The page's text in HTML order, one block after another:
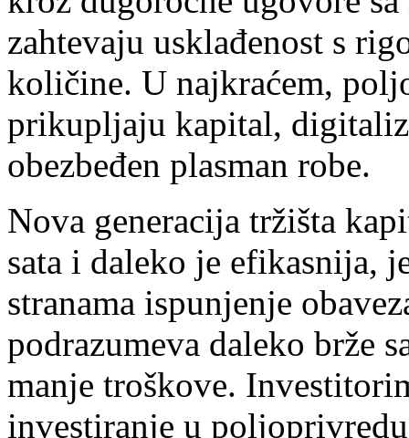
zahtevaju usklađenost s
količine. U najkraćem,
prikupljaju kapital,
obezbeđen plasman robe.
Nova generacija tržišta
sata i daleko je efikasnija,
stranama ispunjenje
podrazumeva daleko brže
manje troškove.
investiranje u